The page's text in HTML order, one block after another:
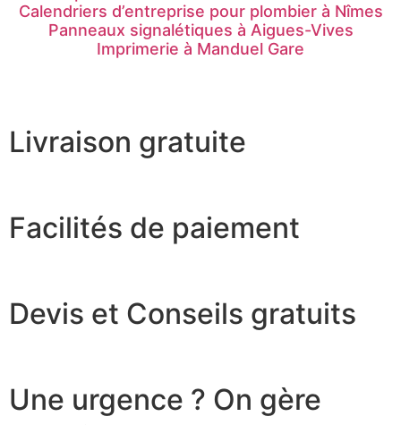
Calendriers d’entreprise pour plombier à Nîmes
Panneaux signalétiques à Aigues-Vives
Imprimerie à Manduel Gare
Livraison gratuite
Facilités de paiement
Devis et Conseils gratuits
Une urgence ? On gère